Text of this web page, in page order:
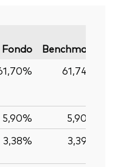
Fondo Benchmark
61,74%
5,90%
5,90%
3,38% 3,39%